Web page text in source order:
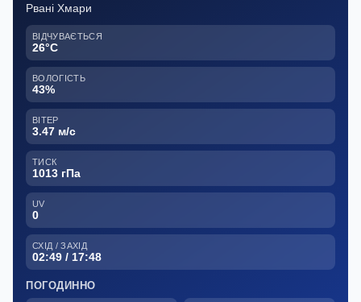
Рвані Хмари
ВІДЧУВАЄТЬСЯ
26°C
ВОЛОГІСТЬ
43%
ВІТЕР
3.47 м/с
ТИСК
1013 гПа
UV
0
СХІД / ЗАХІД
02:49 / 17:48
ПОГОДИННО